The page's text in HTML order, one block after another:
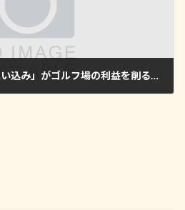
【経営の落とし穴】「思い込み」がゴルフ場の利益を削る。データが教える、現場を楽にするための真の課題特定